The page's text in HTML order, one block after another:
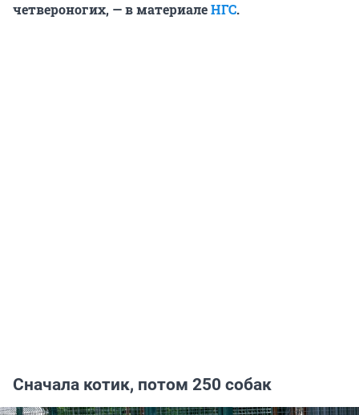
четвероногих, — в материалеНГС.
Сначала котик, потом 250 собак